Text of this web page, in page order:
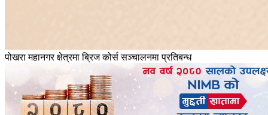
पोखरा महानगर क्षेत्रमा ब्रिज कोर्स सञ्चालनमा प्रतिबन्ध